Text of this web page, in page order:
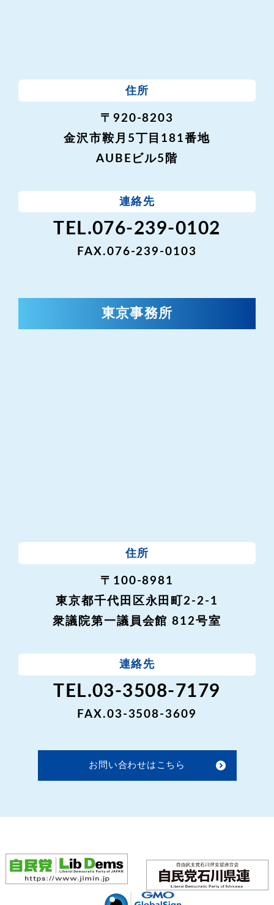
住所
〒920-8203
金沢市鞍月5丁目181番地
AUBEビル5階
連絡先
TEL.076-239-0102
FAX.076-239-0103
東京事務所
住所
〒100-8981
東京都千代田区永田町2-2-1
衆議院第一議員会館 812号室
連絡先
TEL.03-3508-7179
FAX.03-3508-3609
お問い合わせはこちら